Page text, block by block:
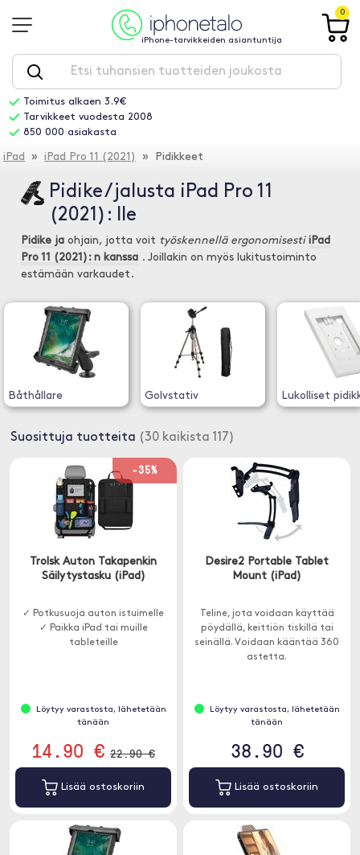
iPhone-tarvikkeiden asiantuntija
0
Toimitus alkaen 3.9€
Tarvikkeet vuodesta 2008
850 000 asiakasta
iPad » iPad Pro 11 (2021) » Pidikkeet
Pidike / jalusta iPad Pro 11
(2021): lle
Pidike ja ohjain, jotta voit työskennellä ergonomisesti iPad
Pro 11 (2021): n kanssa . Joillakin on myös lukitustoiminto
estämään varkaudet.
Båthållare Golvstativ Lukolliset
Suosittuja tuotteita (30 kaikista 117)
-35%
Trolsk Auton Takapenkin
Säilytystasku (iPad)
✓ Potkusuoja auton istuimelle
✓ Paikka iPad tai muille
tableteille
Löytyy varastosta, lähetetään
tänään
14.90 € 22.90 €
Lisää ostoskoriin
Desire2 Portable Tablet
Mount (iPad)
Teline, jota voidaan käyttää
pöydällä, keittiön tiskillä tai
seinällä. Voidaan kääntää 360
astetta.
Löytyy varastosta, lähetetään
tänään
38.90 €
Lisää ostoskoriin